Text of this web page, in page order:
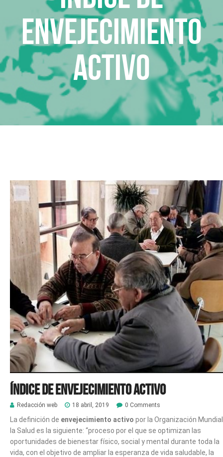
Envejecimiento
Activo
Índice de Envejecimiento Activo
Redacción web 18 abril, 2019 0 Comments
La definición de envejecimiento activo por la Organización
la Salud es la siguiente: “proceso por el que se optimizan las
oportunidades de bienestar físico, social y mental durante toda la
vida, con el objetivo de ampliar la esperanza de vida saludable, la